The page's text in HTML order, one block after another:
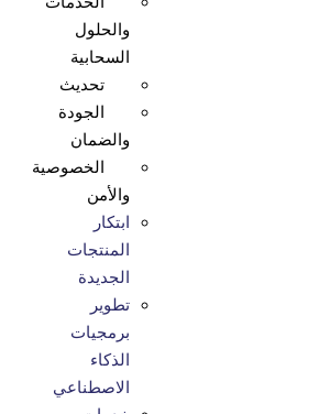
والحلول
السحابية
تحديث
الجودة
والضمان
الخصوصية
والأمن
ابتكار
المنتجات
الجديدة
تطوير
برمجيات
الذكاء
الاصطناعي